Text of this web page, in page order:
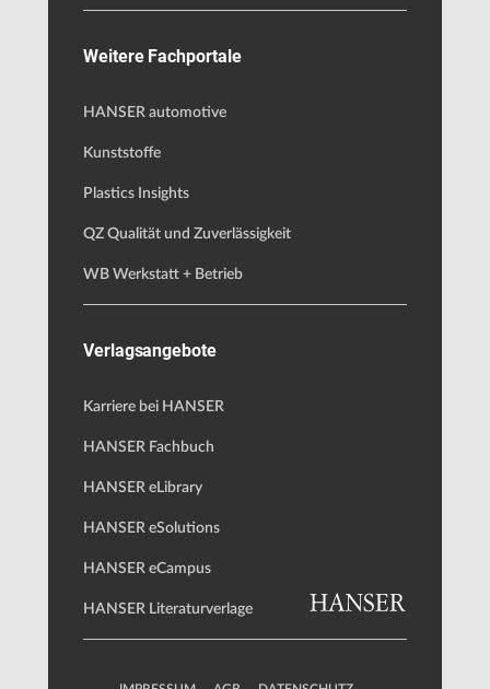
Weitere Fachportale
HANSER automotive
Kunststoffe
Plastics Insights
QZ Qualität und Zuverlässigkeit
WB Werkstatt + Betrieb
Verlagsangebote
Karriere bei HANSER
HANSER Fachbuch
HANSER eLibrary
HANSER eSolutions
HANSER eCampus
HANSER Literaturverlage